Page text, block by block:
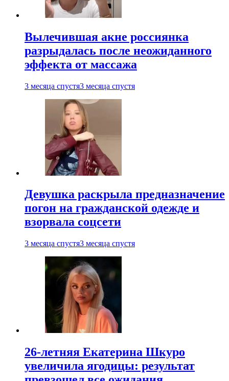
Вылечившая акне россиянка
разрыдалась после неожиданного
эффекта от массажа
3 месяца спустя3 месяца спустя
Девушка раскрыла предназначение
погон на гражданской одежде и
взорвала соцсети
3 месяца спустя3 месяца спустя
26-летняя Екатерина Шкуро
увеличила ягодицы: результат